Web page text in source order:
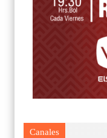
Canales